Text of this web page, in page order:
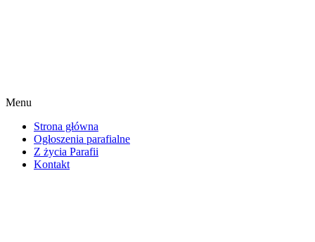
Menu
Strona główna
Ogłoszenia parafialne
Z życia Parafii
Kontakt